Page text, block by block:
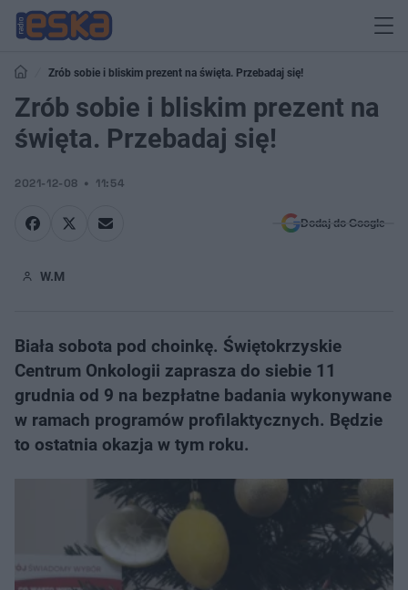
Zrób sobie i bliskim prezent na święta. Przebadaj się!
Zrób sobie i bliskim prezent na
święta. Przebadaj się!
2021-12-08 11:54
Dodaj do Google
W.M
Biała sobota pod choinkę. Świętokrzyskie
Centrum Onkologii zaprasza do siebie 11
grudnia od 9 na bezpłatne badania wykonywane
w ramach programów profilaktycznych. Będzie
to ostatnia okazja w tym roku.